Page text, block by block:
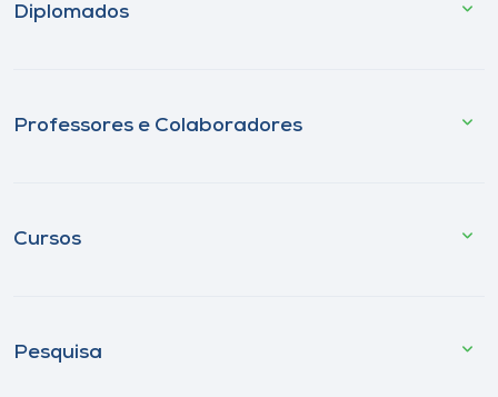
Diplomados
Professores e Colaboradores
Cursos
Pesquisa